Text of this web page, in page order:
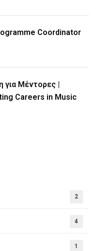
Coordinator
Μέντορες |
Careers in Music
2
4
1